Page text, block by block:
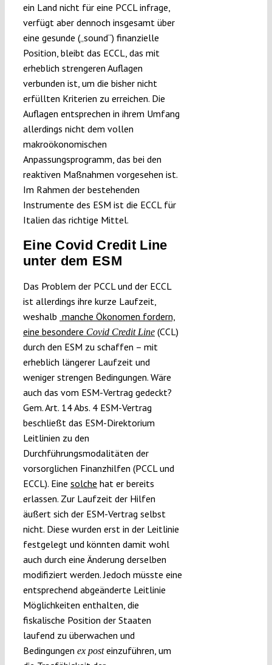
ein Land nicht für eine PCCL infrage,
verfügt aber dennoch insgesamt über
eine gesunde („sound“) finanzielle
Position, bleibt das ECCL, das mit
erheblich strengeren Auflagen
verbunden ist, um die bisher nicht
erfüllten Kriterien zu erreichen. Die
Auflagen entsprechen in ihrem Umfang
allerdings nicht dem vollen
makroökonomischen
Anpassungsprogramm, das bei den
reaktiven Maßnahmen vorgesehen ist.
Im Rahmen der bestehenden
Instrumente des ESM ist die ECCL für
Italien das richtige Mittel.
Eine Covid Credit Line
unter dem ESM
Das Problem der PCCL und der ECCL
ist allerdings ihre kurze Laufzeit,
weshalb manche Ökonomen fordern,
eine besondere Covid Credit Line(CCL)
durch den ESM zu schaffen – mit
erheblich längerer Laufzeit und
weniger strengen Bedingungen. Wäre
auch das vom ESM-Vertrag gedeckt?
Gem. Art. 14 Abs. 4 ESM-Vertrag
beschließt das ESM-Direktorium
Leitlinien zu den
Durchführungsmodalitäten der
vorsorglichen Finanzhilfen (PCCL und
ECCL). Eine solche hat er bereits
erlassen. Zur Laufzeit der Hilfen
äußert sich der ESM-Vertrag selbst
nicht. Diese wurden erst in der Leitlinie
festgelegt und könnten damit wohl
auch durch eine Änderung derselben
modifiziert werden. Jedoch müsste eine
entsprechend abgeänderte Leitlinie
Möglichkeiten enthalten, die
fiskalische Position der Staaten
laufend zu überwachen und
Bedingungen ex posteinzuführen, um